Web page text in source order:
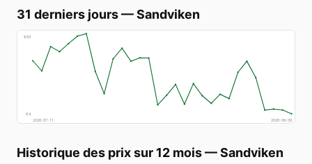
31 derniers jours—Sandviken
€83
€4
2026-07-11
2026-08-09
Historique des prix sur 12 mois—Sandviken